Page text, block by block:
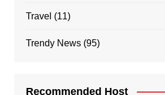
Travel (11)
Trendy News(95)
Recommended Host